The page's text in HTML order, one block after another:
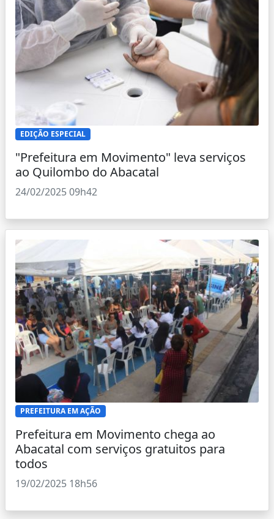
EDIÇÃO ESPECIAL
"Prefeitura em Movimento" leva serviços
ao Quilombo do Abacatal
24/02/2025 09h42
PREFEITURA EM AÇÃO
Prefeitura em Movimento chega ao
Abacatal com serviços gratuitos para
todos
19/02/2025 18h56